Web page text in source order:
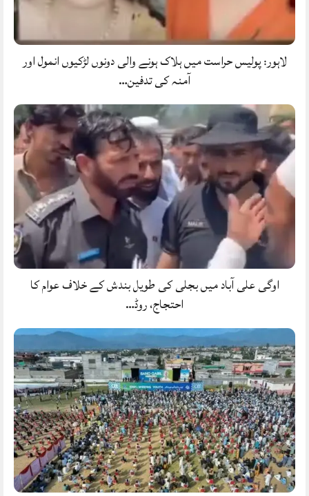
لاہور: پولیس حراست میں ہلاک ہونے والی دونوں لڑکیوں انمول اور
آمنہ کی تدفین…
اوگی علی آباد میں بجلی کی طویل بندش کے خلاف عوام کا
احتجاج، روڈ…